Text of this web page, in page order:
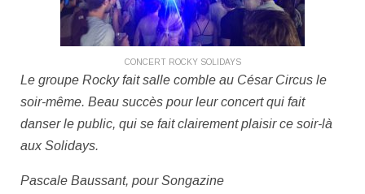
CONCERT ROCKY SOLIDAYS
Le groupe Rocky fait salle comble au César Circus le
soir-même. Beau succès pour leur concert qui fait
danser le public, qui se fait clairement plaisir ce soir-là
aux Solidays.
Pascale Baussant, pour Songazine